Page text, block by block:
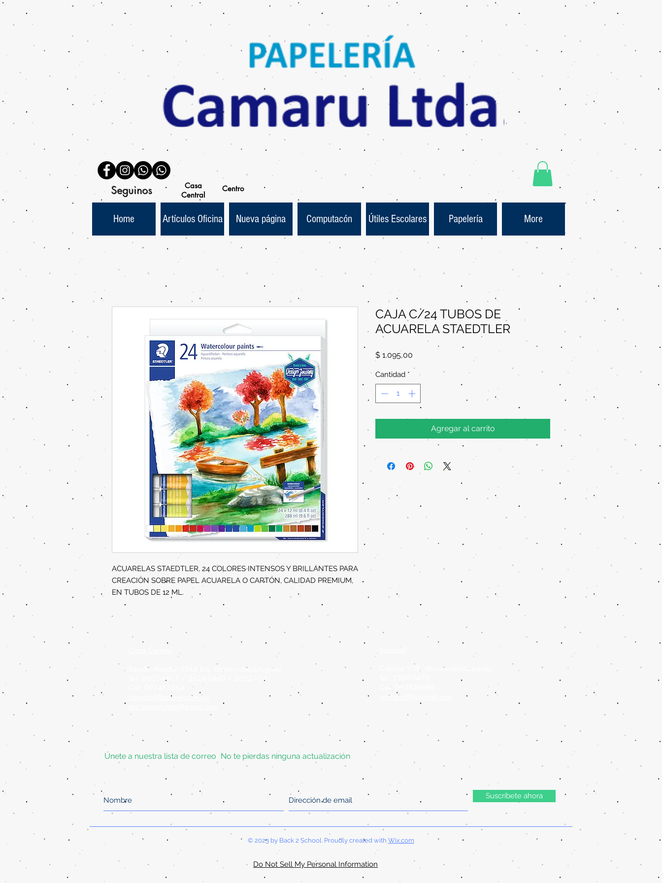
Seguinos
Casa
Central
Centro
Home Artículos Oficina Nueva página Computacón Útiles Escolares Papelería More
ACUARELAS STAEDTLER, 24 COLORES INTENSOS Y BRILLANTES PARA
CREACIÓN SOBRE PAPEL ACUARELA O CARTÓN, CALIDAD PREMIUM,
EN TUBOS DE 12 ML.
CAJA C/24 TUBOS DE
ACUARELA STAEDTLER
$ 1.095,00
Cantidad *
Agregar al carrito
Ramón Anador 3544 bis, Montevideo-Uruguay
Tel: 2622-4601 / 2624-2460 / 2622-1041
camarult@adinet.com.uy
Sucursal
Colonia 908,
Montevideo-Uruguay
Cel: 093826886
camarult@hotmail.com
Únete a nuestra lista de correo No te pierdas ninguna actualización
Suscríbete ahora
© 2023 by Back 2 School. Proudly created with Wix.com
Do Not Sell My Personal Information